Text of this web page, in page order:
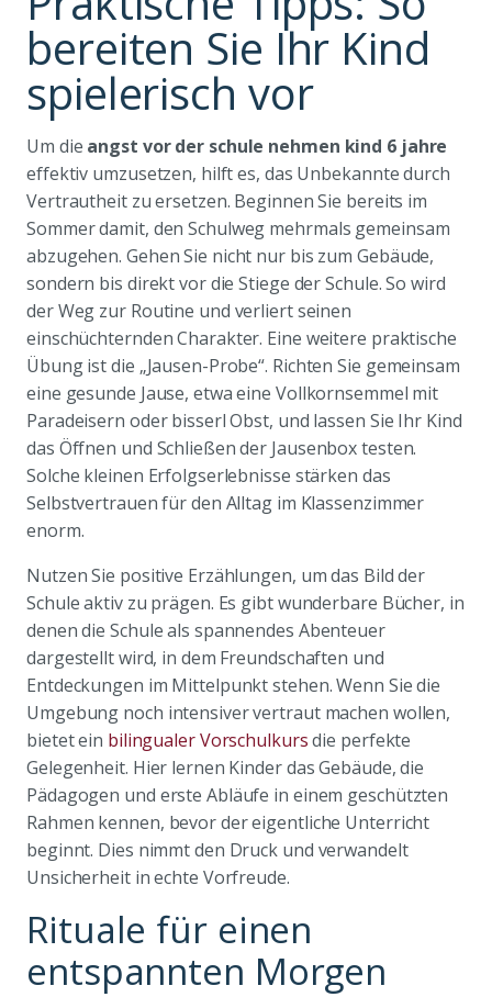
bereiten Sie Ihr Kind
spielerisch vor
Um die angst vor der schule nehmen kind 6 jahre
effektiv umzusetzen, hilft es, das Unbekannte durch
Vertrautheit zu ersetzen. Beginnen Sie bereits im
Sommer damit, den Schulweg mehrmals gemeinsam
abzugehen. Gehen Sie nicht nur bis zum Gebäude,
sondern bis direkt vor die Stiege der Schule. So wird
der Weg zur Routine und verliert seinen
einschüchternden Charakter. Eine weitere praktische
Übung ist die „Jausen-Probe“. Richten Sie gemeinsam
eine gesunde Jause, etwa eine Vollkornsemmel mit
Paradeisern oder bisserl Obst, und lassen Sie Ihr Kind
das Öffnen und Schließen der Jausenbox testen.
Solche kleinen Erfolgserlebnisse stärken das
Selbstvertrauen für den Alltag im Klassenzimmer
enorm.
Nutzen Sie positive Erzählungen, um das Bild der
Schule aktiv zu prägen. Es gibt wunderbare Bücher, in
denen die Schule als spannendes Abenteuer
dargestellt wird, in dem Freundschaften und
Entdeckungen im Mittelpunkt stehen. Wenn Sie die
Umgebung noch intensiver vertraut machen wollen,
bietet ein bilingualer Vorschulkursdie perfekte
Gelegenheit. Hier lernen Kinder das Gebäude, die
Pädagogen und erste Abläufe in einem geschützten
Rahmen kennen, bevor der eigentliche Unterricht
beginnt. Dies nimmt den Druck und verwandelt
Unsicherheit in echte Vorfreude.
Rituale für einen
entspannten Morgen